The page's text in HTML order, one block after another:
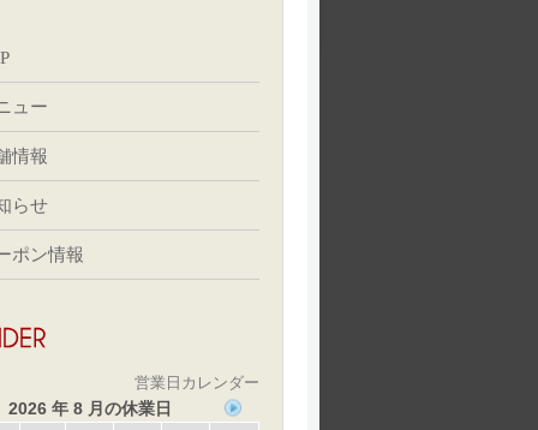
ュー
情報
らせ
ポン情報
営業日カレンダー
2026 年 8 月の休業日